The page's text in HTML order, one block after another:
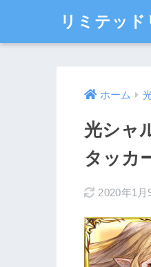
リミテッ
ホーム
光シャ
タッカ
2020年1月